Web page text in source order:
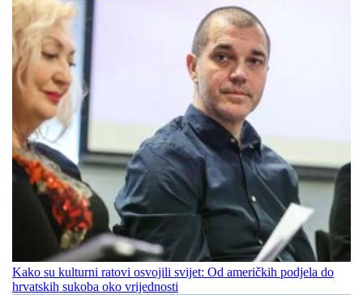
Kako su kulturni ratovi osvojili svijet: Od američkih podjela do
hrvatskih sukoba oko vrijednosti